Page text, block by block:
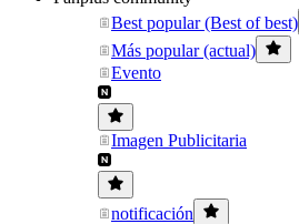
Best popular (Best of best)
Más popular (actual)
Evento
Imagen Publicitaria
notificación